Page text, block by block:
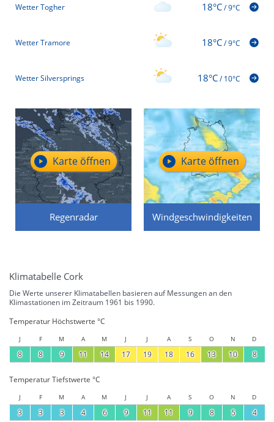
Wetter Togher 18°C/9°C
Wetter Tramore 18°C/9°C
Wetter Silversprings 18°C/10°C
Regenradar
Karte öffnen
Windgeschwindigkeiten
Karte öffnen
Klimatabelle Cork
Die Werte unserer Klimatabellen basieren auf Messungen an den
Klimastationen im Zeitraum 1961 bis 1990.
Temperatur Höchstwerte °C
J F M A M J J A S O N D
8 8 9 11 14 17 19 18 16 13 10 8
Temperatur Tiefstwerte °C
J F M A M J J A S O N D
3 3 3 4 6 9 11 11 9 8 5 4